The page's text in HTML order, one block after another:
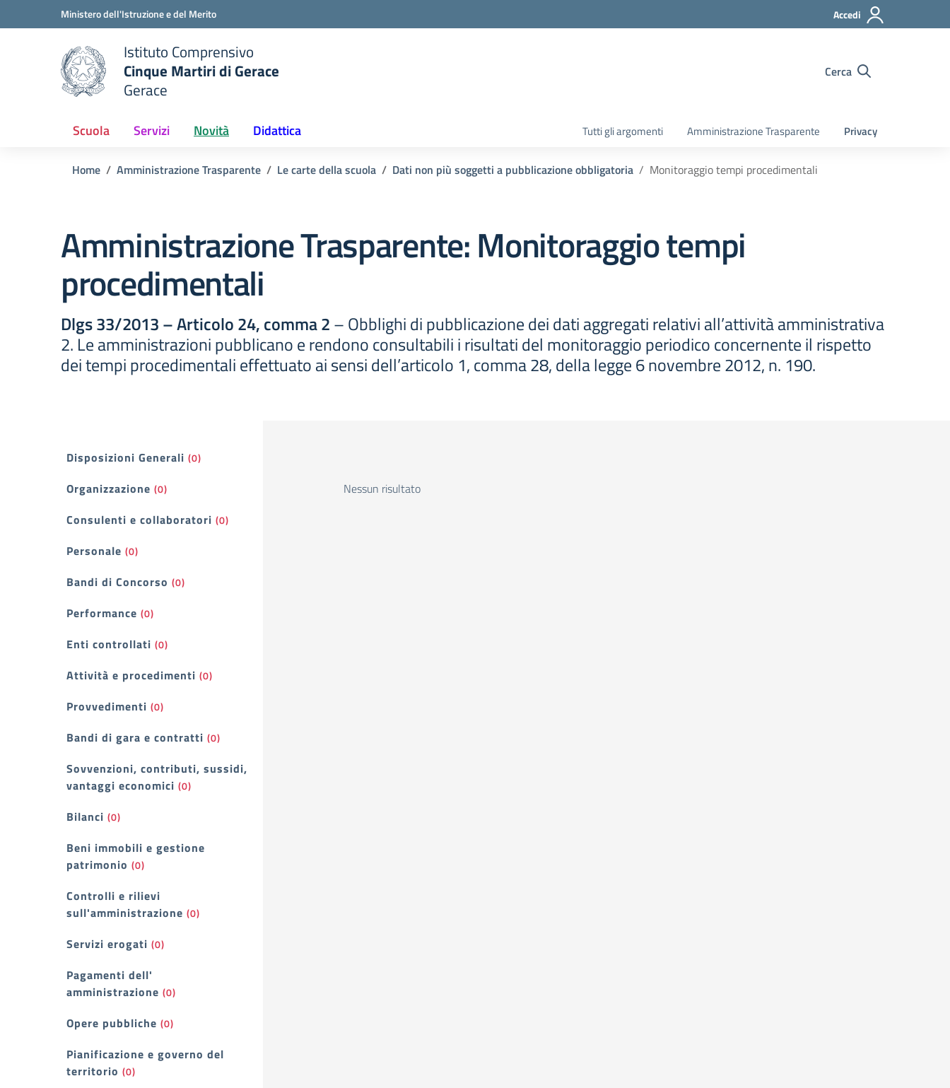
Vai ai contenuti
Vai al menu di navigazioneMinistero dell'Istruzione e del Merito Accedi
scuola
Istituto Comprensivo
Cinque Martiri di Gerace
Gerace
Cerca
Scuola Servizi Novità Didattica Tutti gli argomenti Amministrazione Trasparente Privacy
Home Amministrazione Trasparente Le carte della scuola Dati non più soggetti a pubblicazione obbligatoria Monitoraggio tempi procedimentali
Amministrazione Trasparente:Monitoraggio tempi
procedimentali
Dlgs 33/2013 – Articolo 24, comma 2– Obblighi di pubblicazione dei dati aggregati relativi all’attività amministrativa
2. Le amministrazioni pubblicano e rendono consultabili i risultati del monitoraggio periodico concernente il rispetto
dei tempi procedimentali effettuato ai sensi dell’articolo 1, comma 28, della legge 6 novembre 2012, n. 190.
Filtri
Disposizioni Generali (0)
Organizzazione (0)
Consulenti e collaboratori (0)
Personale (0)
Bandi di Concorso (0)
Performance (0)
Enti controllati (0)
Attività e procedimenti (0)
Provvedimenti (0)
Bandi di gara e contratti (0)
Sovvenzioni, contributi, sussidi,
vantaggi economici (0)
Bilanci (0)
Beni immobili e gestione
patrimonio (0)
Controlli e rilievi
sull'amministrazione (0)
Servizi erogati (0)
Pagamenti dell'
amministrazione (0)
Opere pubbliche (0)
Pianificazione e governo del
territorio (0)
Nessun risultato